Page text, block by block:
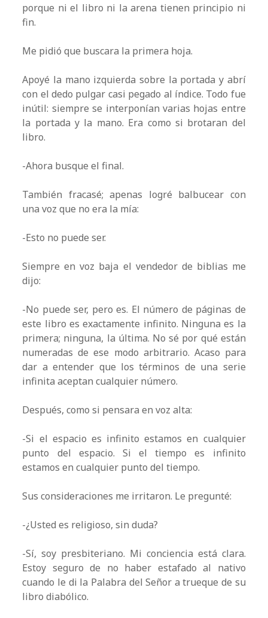
porque ni el libro ni la arena tienen principio ni
fin.
Me pidió que buscara la primera hoja.
Apoyé la mano izquierda sobre la portada y abrí
con el dedo pulgar casi pegado al índice. Todo fue
inútil: siempre se interponían varias hojas entre
la portada y la mano. Era como si brotaran del
libro.
-Ahora busque el final.
También fracasé; apenas logré balbucear con
una voz que no era la mía:
-Esto no puede ser.
Siempre en voz baja el vendedor de biblias me
dijo:
-No puede ser, pero es. El número de páginas de
este libro es exactamente infinito. Ninguna es la
primera; ninguna, la última. No sé por qué están
numeradas de ese modo arbitrario. Acaso para
dar a entender que los términos de una serie
infinita aceptan cualquier número.
Después, como si pensara en voz alta:
-Si el espacio es infinito estamos en cualquier
punto del espacio. Si el tiempo es infinito
estamos en cualquier punto del tiempo.
Sus consideraciones me irritaron. Le pregunté:
-¿Usted es religioso, sin duda?
-Sí, soy presbiteriano. Mi conciencia está clara.
Estoy seguro de no haber estafado al nativo
cuando le di la Palabra del Señor a trueque de su
libro diabólico.